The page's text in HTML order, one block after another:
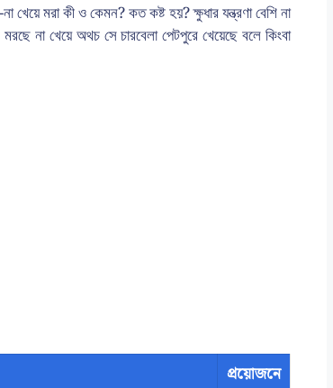
মরা কী ও কেমন? কত কষ্ট হয়? ক্ষুধার যন্ত্রণা বেশি না
না খেয়ে অথচ সে চারবেলা পেটপুরে খেয়েছে বলে কিংবা
প্রয়োজনে